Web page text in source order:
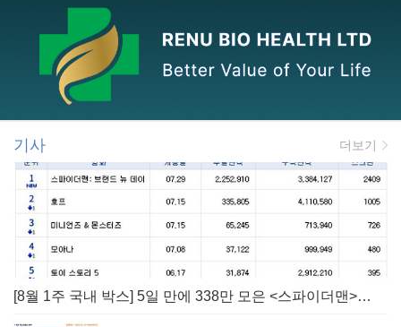
기사 더보기
[8월 1주 국내 박스] 5일 만에 338만 모은 <스파이더맨> 극장가 235% 대반등, <호프>는 400만 돌파